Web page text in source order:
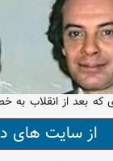
که بعد از انقلاب به
از سایت های